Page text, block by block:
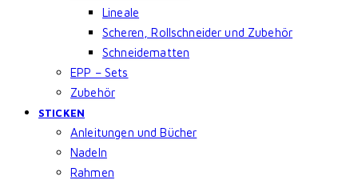
Lineale
Scheren, Rollschneider und Zubehör
Schneidematten
EPP – Sets
Zubehör
STICKEN
Anleitungen und Bücher
Nadeln
Rahmen